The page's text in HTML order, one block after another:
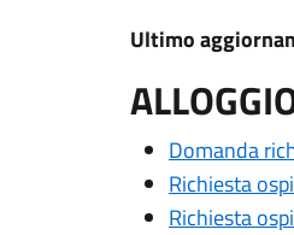
Ultimo
Domanda
Richiesta
Richiesta